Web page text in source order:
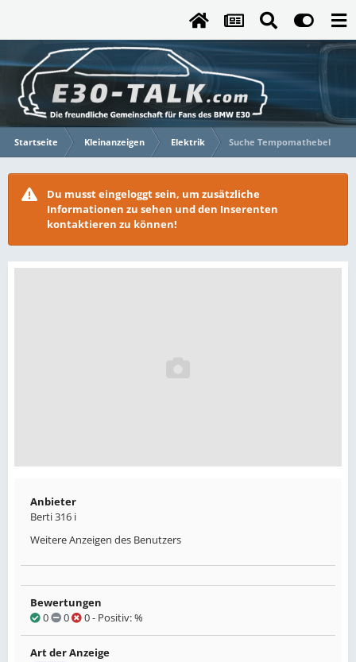
Startseite Kleinanzeigen Elektrik Suche Tempomathebel
Du musst eingeloggt sein, um zusätzliche
Informationen zu sehen und den Inserenten
kontaktieren zu können!
Anbieter
Berti 316 i
Weitere Anzeigen des Benutzers
Bewertungen
0
0 0- Positiv: %
Art der Anzeige